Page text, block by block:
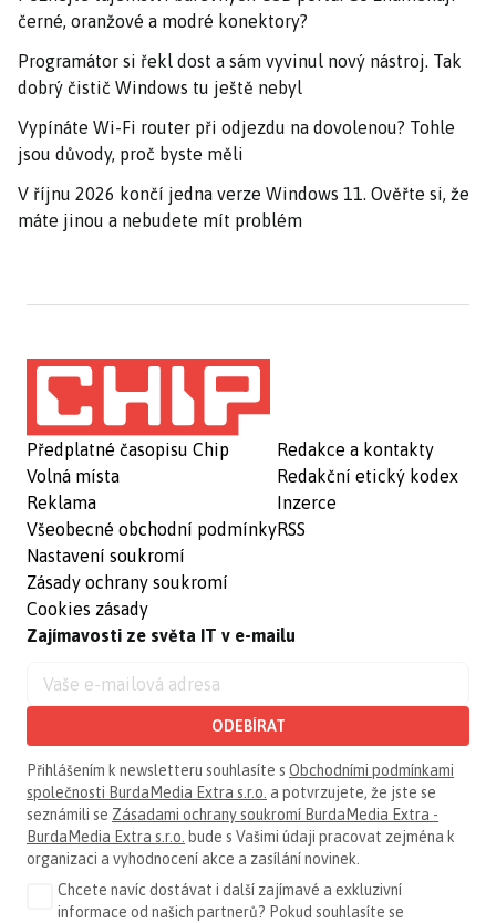
černé, oranžové a modré konektory?
Programátor si řekl dost a sám vyvinul nový nástroj. Tak
dobrý čistič Windows tu ještě nebyl
Vypínáte Wi-Fi router při odjezdu na dovolenou? Tohle
jsou důvody, proč byste měli
V říjnu 2026 končí jedna verze Windows 11. Ověřte si, že
máte jinou a nebudete mít problém
Předplatné časopisu Chip
Volná místa
Reklama
Všeobecné obchodní podmínky
Nastavení soukromí
Zásady ochrany soukromí
Cookies zásady
Redakce a kontakty
Redakční etický kodex
Inzerce
RSS
Zajímavosti ze světa IT v e-mailu
ODEBÍRAT
Přihlášením k newsletteru souhlasíte s Obchodními podmínkami
společnosti BurdaMedia Extra s.r.o. a potvrzujete, že jste se
seznámili se Zásadami ochrany soukromí BurdaMedia Extra -
BurdaMedia Extra s.r.o. bude s Vašimi údaji pracovat zejména k
organizaci a vyhodnocení akce a zasílání novinek.
Chcete navíc dostávat i další zajímavé a exkluzivní
informace od našich partnerů? Pokud souhlasíte se